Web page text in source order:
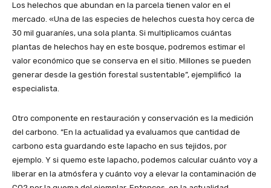
Los helechos que abundan en la parcela tienen valor en el
mercado. «Una de las especies de helechos cuesta hoy cerca de
30 mil guaraníes, una sola planta. Si multiplicamos cuántas
plantas de helechos hay en este bosque, podremos estimar el
valor económico que se conserva en el sitio. Millones se pueden
generar desde la gestión forestal sustentable”, ejemplificó la
especialista.
Otro componente en restauración y conservación es la medición
del carbono. “En la actualidad ya evaluamos que cantidad de
carbono esta guardando este lapacho en sus tejidos, por
ejemplo. Y si quemo este lapacho, podemos calcular cuánto voy a
liberar en la atmósfera y cuánto voy a elevar la contaminación de